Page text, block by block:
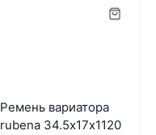
Ремень вариатора
rubena 34.5х17х1120